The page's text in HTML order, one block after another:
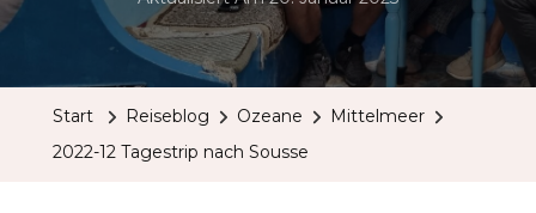
Start Reiseblog Ozeane
Mittelmeer
2022-12 Tagestrip nach Sousse